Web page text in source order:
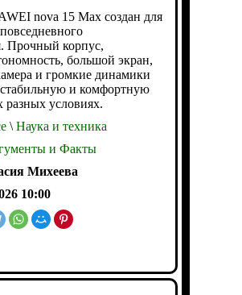
nova 15 Max создан для
Прочный корпус,
большой экран,
и громкие динамики
и комфортную
разных условиях.
\ Наука и техника
и Факты
Михеева
10:00